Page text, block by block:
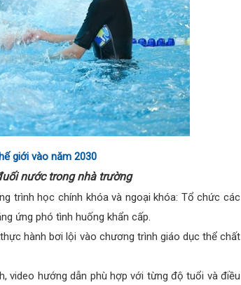
giới vào năm 2030
nước trong nhà trường
trình học chính khóa và ngoại khóa: Tổ chức các
ứng phó tình huống khẩn cấp.
hành bơi lội vào chương trình giáo dục thể chất
video hướng dẫn phù hợp với từng độ tuổi và điều